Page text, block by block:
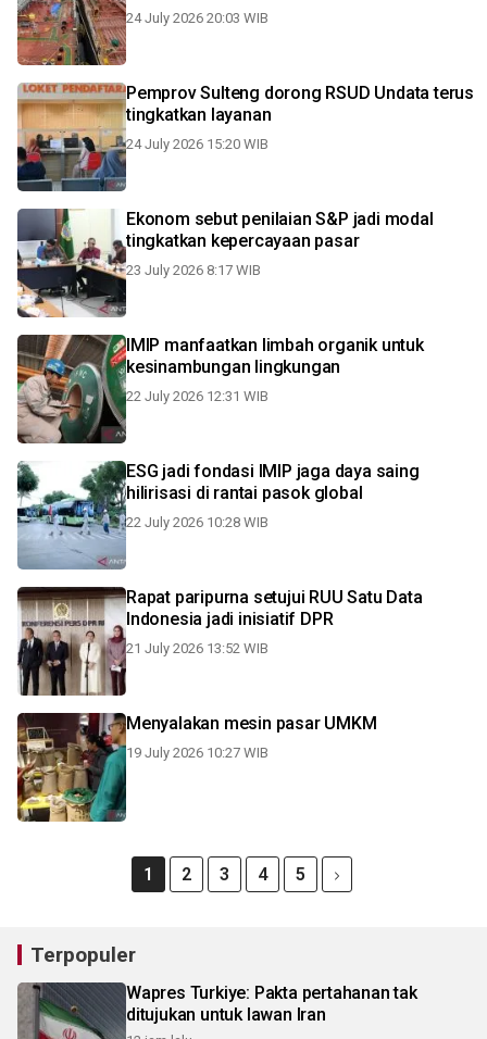
24 July 2026 20:03 WIB
Pemprov Sulteng dorong RSUD Undata terus
tingkatkan layanan
24 July 2026 15:20 WIB
Ekonom sebut penilaian S&P jadi modal
tingkatkan kepercayaan pasar
23 July 2026 8:17 WIB
IMIP manfaatkan limbah organik untuk
kesinambungan lingkungan
22 July 2026 12:31 WIB
ESG jadi fondasi IMIP jaga daya saing
hilirisasi di rantai pasok global
22 July 2026 10:28 WIB
Rapat paripurna setujui RUU Satu Data
Indonesia jadi inisiatif DPR
21 July 2026 13:52 WIB
Menyalakan mesin pasar UMKM
19 July 2026 10:27 WIB
1 2 3 4 5
Terpopuler
Wapres Turkiye: Pakta pertahanan tak
ditujukan untuk lawan Iran